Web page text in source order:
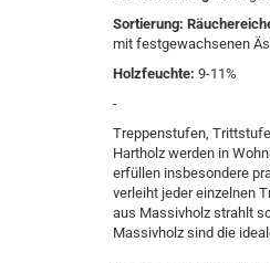
Sortierung:
mit festgewachsenen
Holzfeuchte: 9-11%
-
Treppenstufen,
Hartholz werden in
erfüllen insbesondere
verleiht jeder einzelnen
aus Massivholz strahlt
Massivholz sind die